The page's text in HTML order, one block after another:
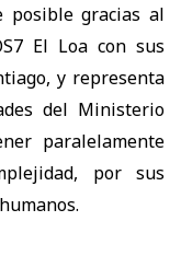
posible gracias al
El Loa con sus
y representa
del Ministerio
paralelamente
por sus